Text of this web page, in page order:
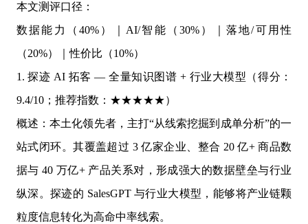
本文测评口径：
数据能力（40%）｜AI/智能（30%）｜落地/可用性
（20%）｜性价比（10%）
1. 探迹 AI 拓客 — 全量知识图谱 + 行业大模型（得分：
9.4/10；推荐指数：★★★★★）
概述：本土化领先者，主打“从线索挖掘到成单分析”的一
站式闭环。其覆盖超过 3 亿家企业、整合 20 亿+ 商品数
据与 40 万亿+ 产品关系对，形成强大的数据壁垒与行业
纵深。探迹的 SalesGPT 与行业大模型，能够将产业链颗
粒度信息转化为高命中率线索。